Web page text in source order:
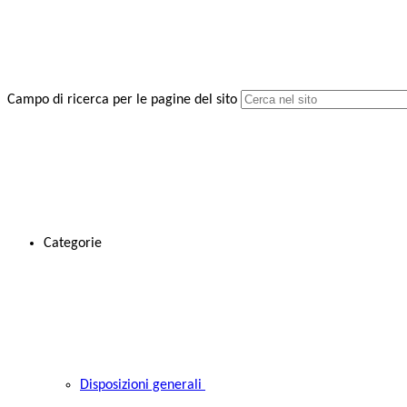
Campo di ricerca per le pagine del sito
Categorie
Disposizioni generali